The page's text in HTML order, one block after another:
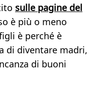
sulle pagine del
è più o meno
è perché è
di diventare madri,
di buoni